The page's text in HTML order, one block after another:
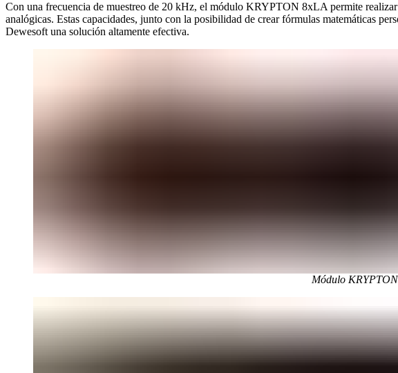
Con una frecuencia de muestreo de 20 kHz, el módulo KRYPTON 8xLA permite
analógicas. Estas capacidades, junto con la posibilidad de crear fórmulas matemáticas
Dewesoft una solución altamente efectiva.
Módulo